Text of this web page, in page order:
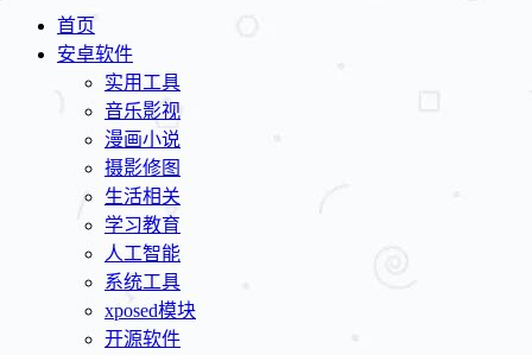
首页
安卓软件
实用工具
音乐影视
漫画小说
摄影修图
生活相关
学习教育
人工智能
系统工具
xposed模块
开源软件